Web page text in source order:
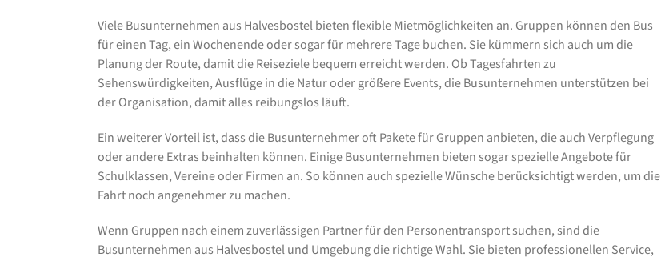
Viele Busunternehmen aus Halvesbostel bieten flexible Mietmöglichkeiten an. Gruppen können den Bus
für einen Tag, ein Wochenende oder sogar für mehrere Tage buchen. Sie kümmern sich auch um die
Planung der Route, damit die Reiseziele bequem erreicht werden. Ob Tagesfahrten zu
Sehenswürdigkeiten, Ausflüge in die Natur oder größere Events, die Busunternehmen unterstützen bei
der Organisation, damit alles reibungslos läuft.
Ein weiterer Vorteil ist, dass die Busunternehmer oft Pakete für Gruppen anbieten, die auch Verpflegung
oder andere Extras beinhalten können. Einige Busunternehmen bieten sogar spezielle Angebote für
Schulklassen, Vereine oder Firmen an. So können auch spezielle Wünsche berücksichtigt werden, um die
Fahrt noch angenehmer zu machen.
Wenn Gruppen nach einem zuverlässigen Partner für den Personentransport suchen, sind die
Busunternehmen aus Halvesbostel und Umgebung die richtige Wahl. Sie bieten professionellen Service,